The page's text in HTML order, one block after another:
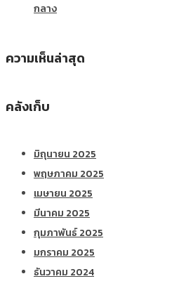
กลาง
ความเห็นล่าสุด
คลังเก็บ
มิถุนายน 2025
พฤษภาคม 2025
เมษายน 2025
มีนาคม 2025
กุมภาพันธ์ 2025
มกราคม 2025
ธันวาคม 2024